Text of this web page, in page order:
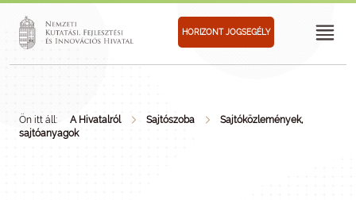
HORIZONT JOGSEGÉLY
Ön itt áll: A Hivatalról Sajtószoba
Sajtóközlemények,
sajtóanyagok